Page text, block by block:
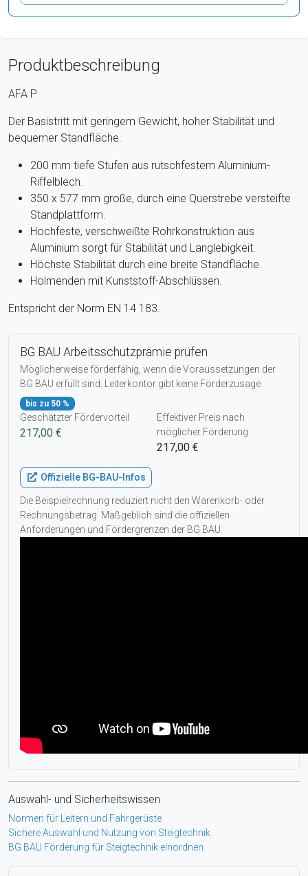
Produktbeschreibung
AFA P
Der Basistritt mit geringem Gewicht, hoher Stabilität und
bequemer Standfläche.
200 mm tiefe Stufen aus rutschfestem Aluminium-
Riffelblech.
350 x 577 mm große, durch eine Querstrebe versteifte
Standplattform.
Hochfeste, verschweißte Rohrkonstruktion aus
Aluminium sorgt für Stabilität und Langlebigkeit.
Höchste Stabilität durch eine breite Standfläche.
Holmenden mit Kunststoff-Abschlüssen.
Entspricht der Norm EN 14 183.
BG BAU Arbeitsschutzprämie prüfen
Möglicherweise förderfähig, wenn die Voraussetzungen der
BG BAU erfüllt sind. Leiterkontor gibt keine Förderzusage.
bis zu 50 %
Geschätzter Fördervorteil
217,00 €
Effektiver Preis nach
möglicher Förderung
217,00 €
Offizielle BG-BAU-Infos
Die Beispielrechnung reduziert nicht den Warenkorb- oder
Rechnungsbetrag. Maßgeblich sind die offiziellen
Anforderungen und Fördergrenzen der BG BAU.
Auswahl- und Sicherheitswissen
Normen für Leitern und Fahrgerüste
Sichere Auswahl und Nutzung von Steigtechnik
BG BAU Förderung für Steigtechnik einordnen